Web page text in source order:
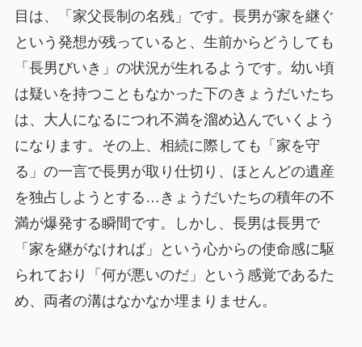
目は、「家父長制の名残」です。長男が家を継ぐ
という発想が残っていると、生前からどうしても
「長男びいき」の状況が生れるようです。幼い頃
は疑いを持つこともなかった下のきょうだいたち
は、大人になるにつれ不満を溜め込んでいくよう
になります。その上、相続に際しても「家を守
る」の一言で長男が取り仕切り、ほとんどの遺産
を独占しようとする…きょうだいたちの積年の不
満が爆発する瞬間です。しかし、長男は長男で
「家を継がなければ」という心からの使命感に駆
られており「何が悪いのだ」という感覚であるた
め、両者の溝はなかなか埋まりません。